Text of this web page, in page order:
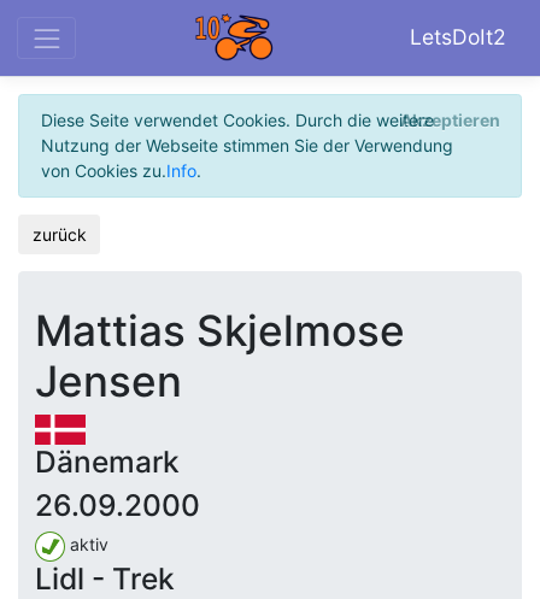
LetsDoIt2
Diese Seite verwendet Cookies. Durch die weitere
Nutzung der Webseite stimmen Sie der Verwendung
von Cookies zu.Info.
Akzeptieren
zurück
Mattias Skjelmose
Jensen
Dänemark
26.09.2000
aktiv
Lidl - Trek